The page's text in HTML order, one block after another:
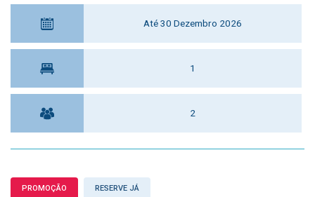
Até 30 Dezembro 2026
1
2
PROMOÇÃO RESERVE JÁ